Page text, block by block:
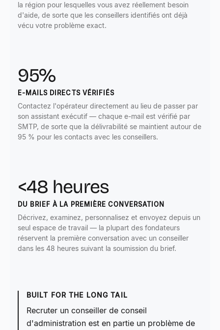
la région pour lesquelles vous avez réellement besoin
d'aide, de sorte que les conseillers identifiés ont déjà
vécu votre problème exact.
95%
E-MAILS DIRECTS VÉRIFIÉS
Contactez l'opérateur directement au lieu de passer par
son assistant exécutif — chaque e-mail est vérifié par
SMTP, de sorte que la délivrabilité se maintient autour de
95 % pour les contacts avec les conseillers.
<48 heures
DU BRIEF À LA PREMIÈRE CONVERSATION
Décrivez, examinez, personnalisez et envoyez depuis un
seul espace de travail — la plupart des fondateurs
réservent la première conversation avec un conseiller
dans les 48 heures suivant la soumission du brief.
BUILT FOR THE LONG TAIL
Recruter un conseiller de conseil
d'administration est en partie un problème de